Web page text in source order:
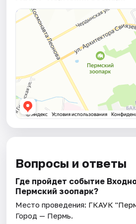
Вопросы и ответы
Где пройдет событие
Пермский зоопарк?
Место проведения: ГКАУК
Город — Пермь.